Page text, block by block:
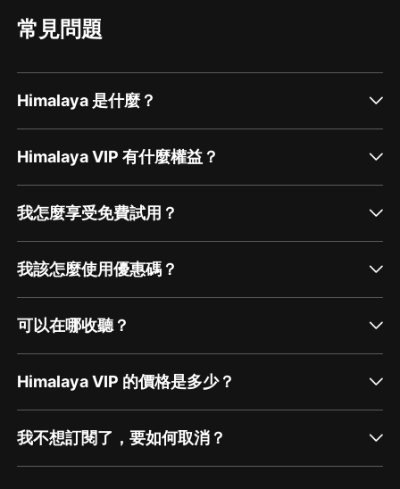
常見問題
Himalaya 是什麼？
Himalaya VIP 有什麼權益？
我怎麼享受免費試用？
我該怎麼使用優惠碼？
可以在哪收聽？
Himalaya VIP 的價格是多少？
我不想訂閱了，要如何取消？